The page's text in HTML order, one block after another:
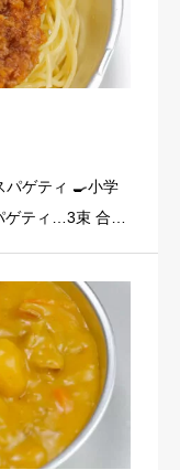
パゲティ 🍳小学
ティ…3束 合い
[…]